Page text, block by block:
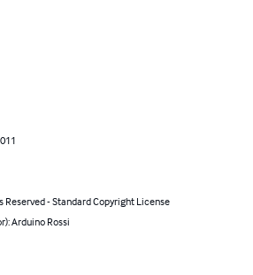
Reserved - Standard Copyright License
Arduino Rossi